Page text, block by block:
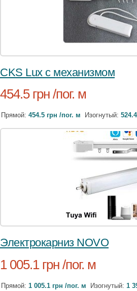
CKS Lux c механизмом
454.5 грн /пог. м
Прямой: 454.5 грн /пог. м Изогнутый:
Электрокарниз NOVO
1 005.1 грн /пог. м
Прямой: 1 005.1 грн /пог. м Изогнутый: 1